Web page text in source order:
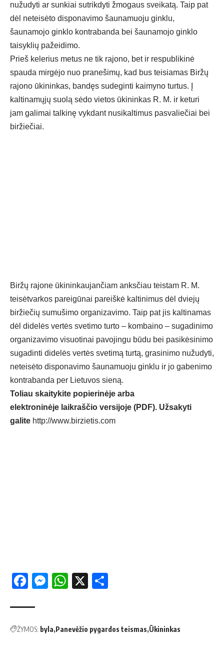
nužudyti ar sunkiai sutrikdyti žmogaus sveikatą. Taip pat
dėl neteisėto disponavimo šaunamuoju ginklu,
šaunamojo ginklo kontrabanda bei šaunamojo ginklo
taisyklių pažeidimo.
Prieš kelerius metus ne tik rajono, bet ir respublikinė
spauda mirgėjo nuo pranešimų, kad bus teisiamas Biržų
rajono ūkininkas, bandęs sudeginti kaimyno turtus. Į
kaltinamųjų suolą sėdo vietos ūkininkas R. M. ir keturi
jam galimai talkinę vykdant nusikaltimus pasvaliečiai bei
biržiečiai.
Biržų rajone ūkininkaujančiam anksčiau teistam R. M.
teisėtvarkos pareigūnai pareiškė kaltinimus dėl dviejų
biržiečių sumušimo organizavimo. Taip pat jis kaltinamas
dėl didelės vertės svetimo turto – kombaino – sugadinimo
organizavimo visuotinai pavojingu būdu bei pasikėsinimo
sugadinti didelės vertės svetimą turtą, grasinimo nužudyti,
neteisėto disponavimo šaunamuoju ginklu ir jo gabenimo
kontrabanda per Lietuvos sieną.
Toliau skaitykite popierinėje arba
elektroninėje laikraščio versijoje (PDF). Užsakyti
galite http://www.birzietis.com
Facebook
Messenger
WhatsApp
X
ŽYMOS: byla Panevėžio pygardos teismas Ūkininkas